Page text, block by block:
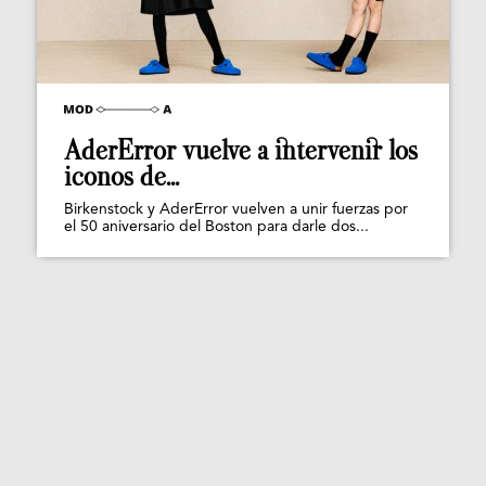
AderError vuelve a intervenir los
iconos de...
Birkenstock y AderError vuelven a unir fuerzas por
el 50 aniversario del Boston para darle dos...